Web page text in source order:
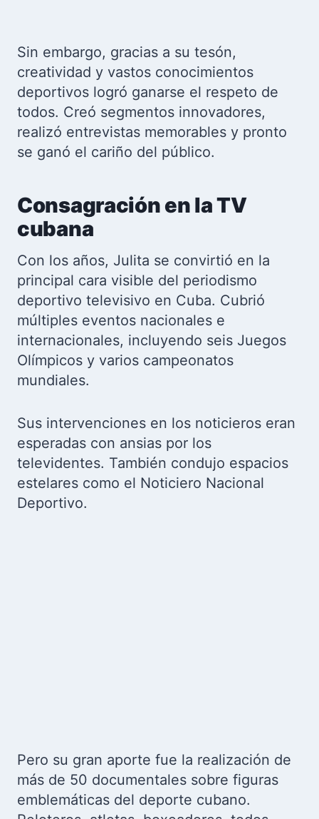
Sin embargo, gracias a su tesón,
creatividad y vastos conocimientos
deportivos logró ganarse el respeto de
todos. Creó segmentos innovadores,
realizó entrevistas memorables y pronto
se ganó el cariño del público.
Consagración en la TV
cubana
Con los años, Julita se convirtió en la
principal cara visible del periodismo
deportivo televisivo en Cuba. Cubrió
múltiples eventos nacionales e
internacionales, incluyendo seis Juegos
Olímpicos y varios campeonatos
mundiales.
Sus intervenciones en los noticieros eran
esperadas con ansias por los
televidentes. También condujo espacios
estelares como el Noticiero Nacional
Deportivo.
Pero su gran aporte fue la realización de
más de 50 documentales sobre figuras
emblemáticas del deporte cubano.